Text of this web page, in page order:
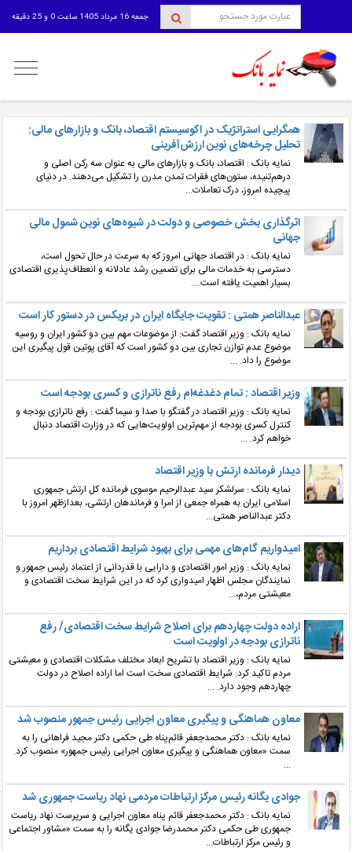
جمعه 16 مرداد 1405 ساعت 0 و 25 دقیقه
منوی
همگرایی استراتژیک در اکوسیستم اقتصاد، بانک و بازارهای مالی:
تحلیل چرخه‌های نوین ارزش‌آفرینی
نمایه بانک : اقتصاد، بانک و بازارهای مالی به عنوان سه رکن اصلی و
درهم‌تنیده، ستون‌های فقرات تمدن مدرن را تشکیل می‌دهند. در دنیای
پیچیده امروز، درک تعاملات...
اثرگذاری بخش خصوصی و دولت در شیوه‌های نوین شمول مالی
جهانی
نمایه بانک : در اقتصاد جهانی امروز که به سرعت در حال تحول است،
دسترسی به خدمات مالی برای تضمین رشد عادلانه و انعطاف‌پذیری اقتصادی
بسیار اهمیت یافته است....
عبدالناصر همتی : تقویت جایگاه ایران در بریکس در دستور کار است
نمایه بانک : وزیر اقتصاد گفت: از موضوعات مهم بین دو کشور ایران و روسیه
موضوع عدم توازن تجاری بین دو کشور است که آقای پوتین قول پیگیری این
موضوع را داد. ...
وزیر اقتصاد : تمام دغدغه‌ام رفع ناترازی و کسری بودجه است
نمایه بانک : وزیر اقتصاد در گفتگو با صدا و سیما گفت : رفع ناترازی بودجه و
کنترل کسری بودجه از مهم‌ترین اولویت‌هایی که در وزارت اقتصاد دنبال
خواهم کرد. ...
دیدار فرمانده ارتش با وزیر اقتصاد
نمایه بانک : سرلشکر سید عبدالرحیم موسوی فرمانده کل ارتش جمهوری
اسلامی ایران به همراه جمعی از امرا و فرماندهان ارتشی، بعدازظهر امروز با
دکتر عبدالناصر همتی...
امیدواریم گام‌های مهمی برای بهبود شرایط اقتصادی برداریم
نمایه بانک : وزیر امور اقتصادی و دارایی با قدردانی از اعتماد رئیس جمهور و
نمایندگان مجلس اظهار امیدواری کرد که در این شرایط سخت اقتصادی و
معیشتی مردم،...
اراده دولت چهاردهم برای اصلاح شرایط سخت اقتصادی/ رفع
ناترازی بودجه در اولویت است
نمایه بانک : وزیر اقتصاد با تشریح ابعاد مختلف مشکلات اقتصادی و معیشتی
مردم تاکید کرد: شرایط اقتصادی سخت است اما اراده اصلاح در دولت
چهاردهم وجود دارد. ...
معاون هماهنگی و پیگیری معاون اجرایی رئیس جمهور منصوب شد
نمایه بانک : دکتر محمدجعفر قائم‌پناه طی حکمی دکتر مجید فراهانی را به
سمت «معاون هماهنگی و پیگیری معاون اجرایی رئیس جمهور» منصوب کرد.
...
جوادی یگانه رئیس مرکز ارتباطات مردمی نهاد ریاست جمهوری شد
نمایه بانک : دکتر محمدجعفر قائم پناه معاون اجرایی و سرپرست نهاد ریاست
جمهوری طی حکمی دکتر محمدرضا جوادی یگانه را به سمت «مشاور اجتماعی
و رئیس مرکز ارتباطات...